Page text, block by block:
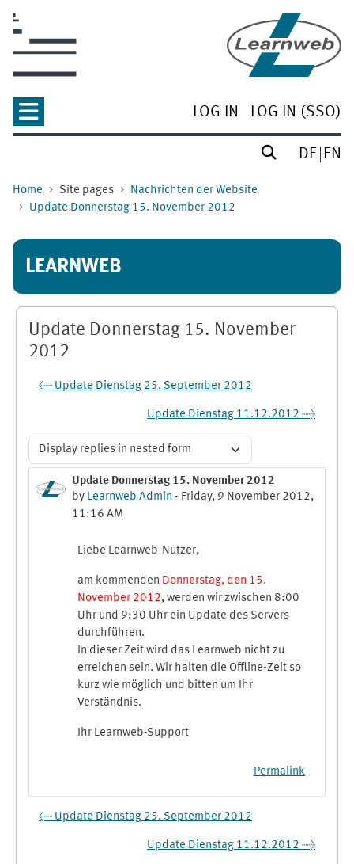
LOG IN LOG IN (SSO)
DE EN
Home Site pages
Nachrichten der Website
Update Donnerstag 15. November 2012
LEARNWEB
Update Donnerstag 15. November
2012
← Update Dienstag 25. September 2012
Update Dienstag 11.12.2012 →
Display mode
Update Donnerstag 15. November 2012
by Learnweb Admin - Friday, 9 November 2012,
11:16 AM
Number of replies: 0
Liebe Learnweb-Nutzer,
am kommenden Donnerstag, den 15.
November 2012, werden wir zwischen 8:00
Uhr und 9:30 Uhr ein Update des Servers
durchführen.
In dieser Zeit wird das Learnweb nicht zu
erreichen sein. Wir halten die Offline-Zeit so
kurz wie möglich und bitten um Ihr
Verständnis.
Ihr Learnweb-Support
Permalink
← Update Dienstag 25. September 2012
Update Dienstag 11.12.2012 →